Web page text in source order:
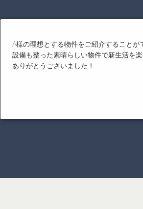
A様の理想とする物件をご紹介することが
設備も整った素晴らしい物件で新生活を楽
ありがとうございました！